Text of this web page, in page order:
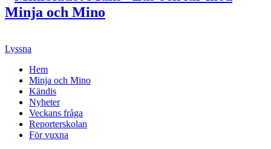
Lyssna
Hem
Minja och Mino
Kändis
Nyheter
Veckans fråga
Reporterskolan
För vuxna